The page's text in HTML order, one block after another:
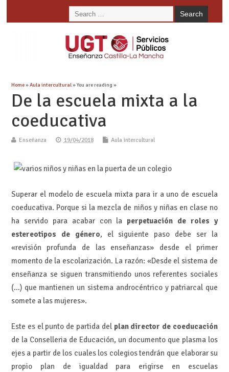
Home»Aula intercultural» You are reading »
De la escuela mixta a la
coeducativa
Enseñanza 19/04/2018 Aula intercultural
Superar el modelo de escuela mixta para ir a uno de escuela
coeducativa. Porque si la mezcla de niños y niñas en clase no
ha servido para acabar con la perpetuación de roles y
estereotipos de género, el siguiente paso debe ser la
«revisión profunda de las enseñanzas» desde el primer
momento de la escolarización. La razón: «Desde el sistema de
enseñanza se siguen transmitiendo unos referentes sociales
(…) que mantienen un sistema androcéntrico y patriarcal que
somete a las mujeres».
Este es el punto de partida del plan director de coeducación
de la Conselleria de Educación, un documento que plasma los
ejes a partir de los cuales los colegios tendrán que elaborar su
propio plan de igualdad para erigirse en escuelas